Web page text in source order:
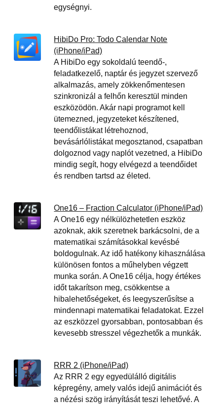
egységnyi.
HibiDo Pro: Todo Calendar Note
(iPhone/iPad)
A HibiDo egy sokoldalú teendő-,
feladatkezelő, naptár és jegyzet szervező
alkalmazás, amely zökkenőmentesen
szinkronizál a felhőn keresztül minden
eszközödön. Akár napi programot kell
ütemezned, jegyzeteket készítened,
teendőlistákat létrehoznod,
bevásárlólistákat megosztanod, csapatban
dolgoznod vagy naplót vezetned, a HibiDo
mindig segít, hogy elvégezd a teendőidet
és rendben tartsd az életed.
One16 – Fraction Calculator (iPhone/iPad)
A One16 egy nélkülözhetetlen eszköz
azoknak, akik szeretnek barkácsolni, de a
matematikai számításokkal kevésbé
boldogulnak. Az idő hatékony kihasználása
különösen fontos a műhelyben végzett
munka során. A One16 célja, hogy értékes
időt takarítson meg, csökkentse a
hibalehetőségeket, és leegyszerűsítse a
mindennapi matematikai feladatokat. Ezzel
az eszközzel gyorsabban, pontosabban és
kevesebb stresszel végezhetők a munkák.
RRR 2 (iPhone/iPad)
Az RRR 2 egy egyedülálló digitális
képregény, amely valós idejű animációt és
a nézési szög irányítását teszi lehetővé. A